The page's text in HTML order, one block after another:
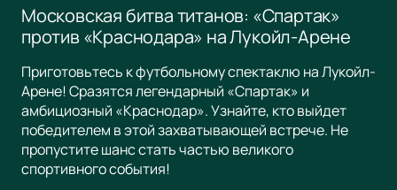
Московская битва титанов: «Спартак»
против «Краснодара» на Лукойл-Арене
Приготовьтесь к футбольному спектаклю на Лукойл-
Арене! Сразятся легендарный «Спартак» и
амбициозный «Краснодар». Узнайте, кто выйдет
победителем в этой захватывающей встрече. Не
пропустите шанс стать частью великого
спортивного события!